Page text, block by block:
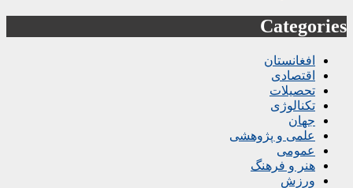
Categories
افغانستان
اقتصادی
تحصیلات
تکنالوژی
جهان
علمی و پژوهشی
عمومی
هنر و فرهنگ
ورزش